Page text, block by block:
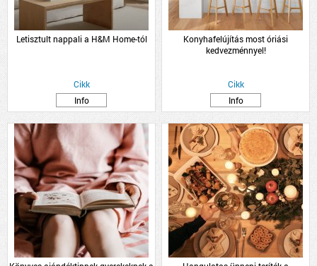
Letisztult nappali a H&M Home-tól
Cikk
Info
Konyhafelújítás most óriási
kedvezménnyel!
Cikk
Info